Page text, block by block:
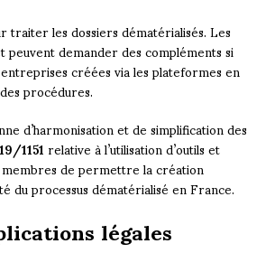
les dossiers dématérialisés. Les
demander des compléments si
créées via les plateformes en
procédures.
d’harmonisation et de simplification des
1151relative à l’utilisation d’outils et
de permettre la création
processus dématérialisé en France.
légales